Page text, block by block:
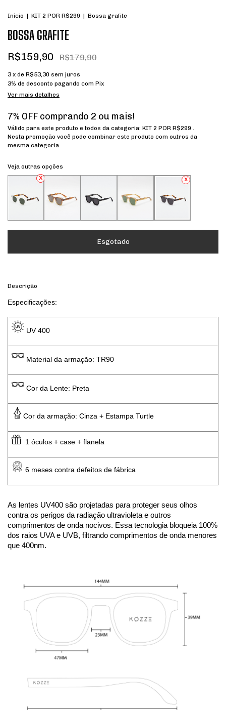
Início | KIT 2 POR R$299 | Bossa grafite
BOSSA GRAFITE
R$159,90 R$179,90
3 x de R$53,30 sem juros
3% de desconto pagando com Pix
Ver mais detalhes
7% OFF comprando 2 ou mais!
Válido para este produto e todos da categoria: KIT 2 POR R$299 .
Nesta promoção você pode combinar este produto com outros da
mesma categoria.
Veja outras opções
Descrição
Especificações:
UV 400
Material da armação: TR90
Cor da Lente: Preta
Cor da armação: Cinza + Estampa Turtle
1 óculos + case + flanela
6 meses contra defeitos de fábrica
As lentes UV400 são projetadas para proteger seus olhos
contra os perigos da radiação ultravioleta e outros
comprimentos de onda nocivos. Essa tecnologia bloqueia 100%
dos raios UVA e UVB, filtrando comprimentos de onda menores
que 400nm.